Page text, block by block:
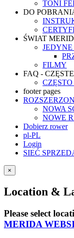
TONI
DO
ŚWIAT
FILMY
FAQ -
footer pages
NOWA
NOWE
Dobierz rower
pl-PL
Login
SIEĆ
×
Location &
Please select
MERIDA